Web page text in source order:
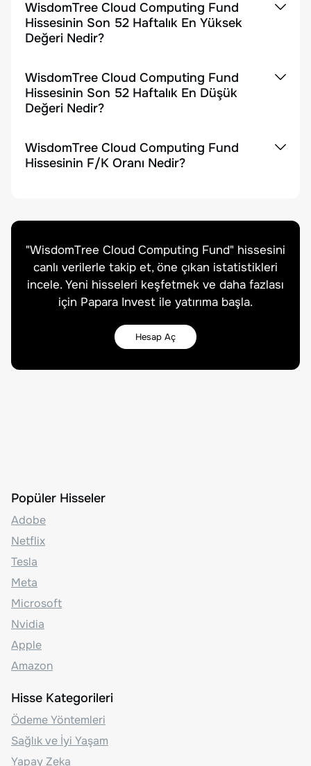
WisdomTree Cloud Computing Fund
Hissesinin Son 52 Haftalık En Yüksek
Değeri Nedir?
WisdomTree Cloud Computing Fund
Hissesinin Son 52 Haftalık En Düşük
Değeri Nedir?
WisdomTree Cloud Computing Fund
Hissesinin F/K Oranı Nedir?
"WisdomTree Cloud Computing Fund" hissesini
canlı verilerle takip et, öne çıkan istatistikleri
incele. Yeni hisseleri keşfetmek ve daha fazlası
için Papara Invest ile yatırıma başla.
Hesap Aç
Popüler Hisseler
Adobe
Netflix
Tesla
Meta
Microsoft
Nvidia
Apple
Amazon
Hisse Kategorileri
Ödeme Yöntemleri
Sağlık ve İyi Yaşam
Yapay Zeka